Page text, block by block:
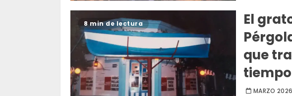
8 min de lectura
El
que
tiempo
MARZO 2026